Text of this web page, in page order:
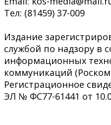
Тел: (81459) 37-009
Издание
службой по надзору в
информационных
коммуникаций
Регистрационное
ЭЛ № ФС77-61441 от